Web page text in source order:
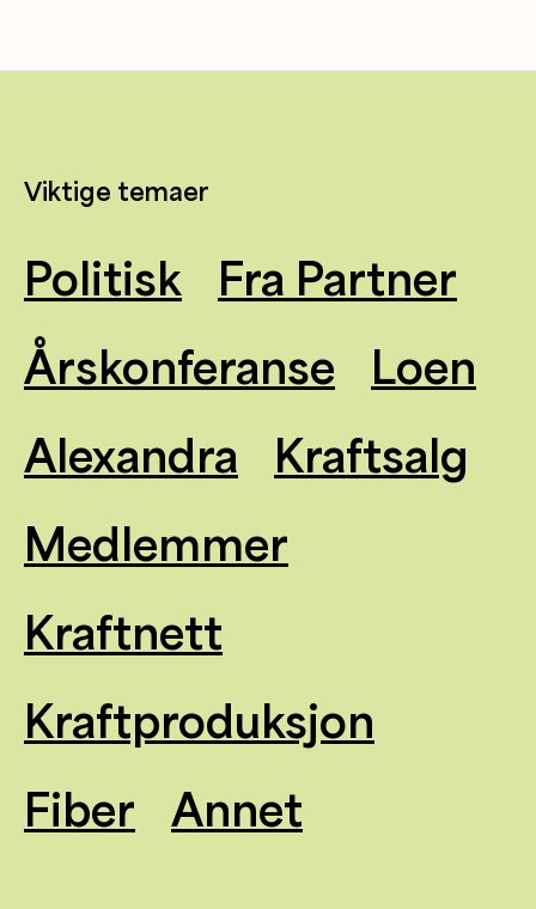
Viktige temaer
Politisk
Fra Partner
Årskonferanse
Loen
Alexandra
Kraftsalg
Medlemmer
Kraftnett
Kraftproduksjon
Fiber
Annet